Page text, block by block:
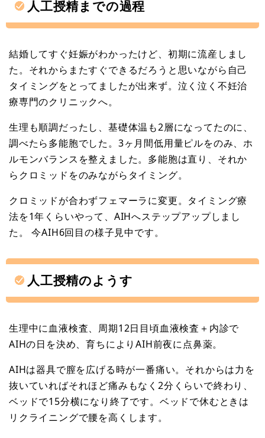
人工授精までの過程
結婚してすぐ妊娠がわかったけど、初期に流産しまし
た。それからまたすぐできるだろうと思いながら自己
タイミングをとってましたが出来ず。泣く泣く不妊治
療専門のクリニックへ。
生理も順調だったし、基礎体温も2層になってたのに、
調べたら多能胞でした。3ヶ月間低用量ピルをのみ、ホ
ルモンバランスを整えました。多能胞は直り、それか
らクロミッドをのみながらタイミング。
クロミッドが合わずフェマーラに変更。タイミング療
法を1年くらいやって、AIHへステップアップしまし
た。 今AIH6回目の様子見中です。
人工授精のようす
生理中に血液検査、周期12日目頃血液検査＋内診で
AIHの日を決め、育ちによりAIH前夜に点鼻薬。
AIHは器具で膣を広げる時が一番痛い。それからは力を
抜いていればそれほど痛みもなく2分くらいで終わり、
ベッドで15分横になり終了です。ベッドで休むときは
リクライニングで腰を高くします。